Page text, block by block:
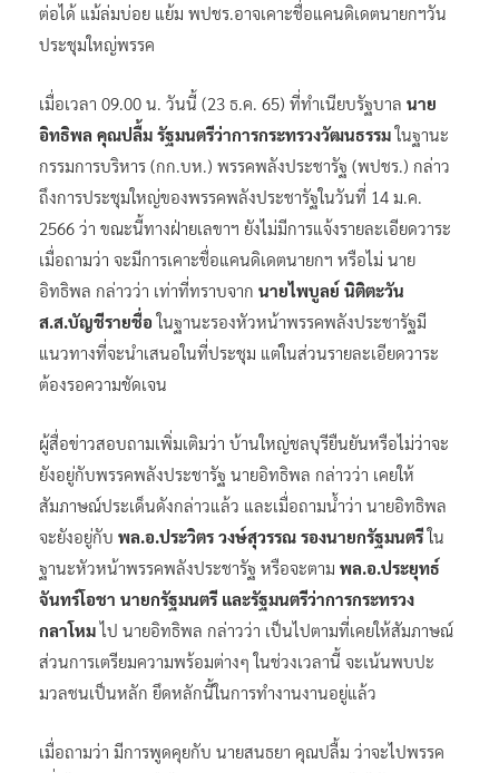
ต่อได้ แม้ล่มบ่อย แย้ม พปชร.อาจเคาะชื่อแคนดิเดตนายกฯวัน
ประชุมใหญ่พรรค
เมื่อเวลา 09.00 น. วันนี้ (23 ธ.ค. 65) ที่ทำเนียบรัฐบาล นาย
อิทธิพล คุณปลื้ม รัฐมนตรีว่าการกระทรวงวัฒนธรรมในฐานะ
กรรมการบริหาร (กก.บห.) พรรคพลังประชารัฐ (พปชร.) กล่าว
ถึงการประชุมใหญ่ของพรรคพลังประชารัฐในวันที่ 14 ม.ค.
2566 ว่า ขณะนี้ทางฝ่ายเลขาฯ ยังไม่มีการแจ้งรายละเอียดวาระ
เมื่อถามว่า จะมีการเคาะชื่อแคนดิเดตนายกฯ หรือไม่ นาย
อิทธิพล กล่าวว่า เท่าที่ทราบจาก นายไพบูลย์ นิติตะวัน
ส.ส.บัญชีรายชื่อ ในฐานะรองหัวหน้าพรรคพลังประชารัฐมี
แนวทางที่จะนำเสนอในที่ประชุม แต่ในส่วนรายละเอียดวาระ
ต้องรอความชัดเจน
ผู้สื่อข่าวสอบถามเพิ่มเติมว่า บ้านใหญ่ชลบุรียืนยันหรือไม่ว่าจะ
ยังอยู่กับพรรคพลังประชารัฐ นายอิทธิพล กล่าวว่า เคยให้
สัมภาษณ์ประเด็นดังกล่าวแล้ว และเมื่อถามน้ำว่า นายอิทธิพล
จะยังอยู่กับ พล.อ.ประวิตร วงษ์สุวรรณ รองนายกรัฐมนตรีใน
ฐานะหัวหน้าพรรคพลังประชารัฐ หรือจะตาม พล.อ.ประยุทธ์
จันทร์โอชา นายกรัฐมนตรี และรัฐมนตรีว่าการกระทรวง
กลาโหมไป นายอิทธิพล กล่าวว่า เป็นไปตามที่เคยให้สัมภาษณ์
ส่วนการเตรียมความพร้อมต่างๆ ในช่วงเวลานี้ จะเน้นพบปะ
มวลชนเป็นหลัก ยึดหลักนี้ในการทํางานงานอยู่แล้ว
เมื่อถามว่า มีการพูดคุยกับ นายสนธยา คุณปลื้ม ว่าจะไปพรรค